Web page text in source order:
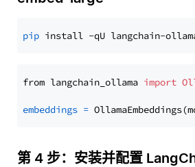
pip
from langchain_ollama import
embeddings =
第 4 步：安装并配置